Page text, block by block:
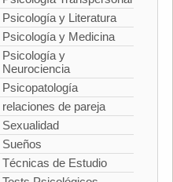
Psicología y Literatura
Psicología y Medicina
Psicología y
Neurociencia
Psicopatología
relaciones de pareja
Sexualidad
Sueños
Técnicas de Estudio